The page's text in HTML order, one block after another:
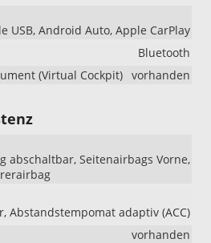
USB, Android Auto, Apple CarPlay
Bluetooth
(Virtual Cockpit) vorhanden
abschaltbar, Seitenairbags Vorne,
Abstandstempomat adaptiv (ACC)
vorhanden